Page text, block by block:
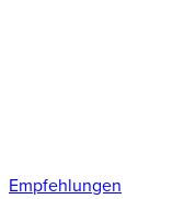
Empfehlungen